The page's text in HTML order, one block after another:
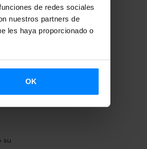
de redes sociales
nuestros partners de
les haya proporcionado o
OK
en
que, juntos
y
una
en los
su